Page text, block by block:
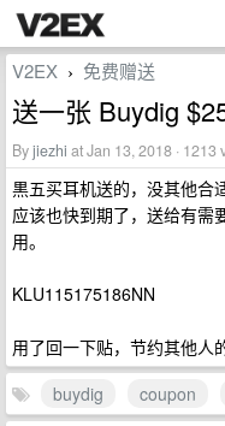
V2EX › 免费赠送
送一张 Buydig
Byjiezhi at Jan 13, 2018 · 1213
黒五买耳机送的，没其他合
应该也快到期了，送给有需
用。
KLU115175186NN
用了回一下贴，节约其他人
buydig
coupon